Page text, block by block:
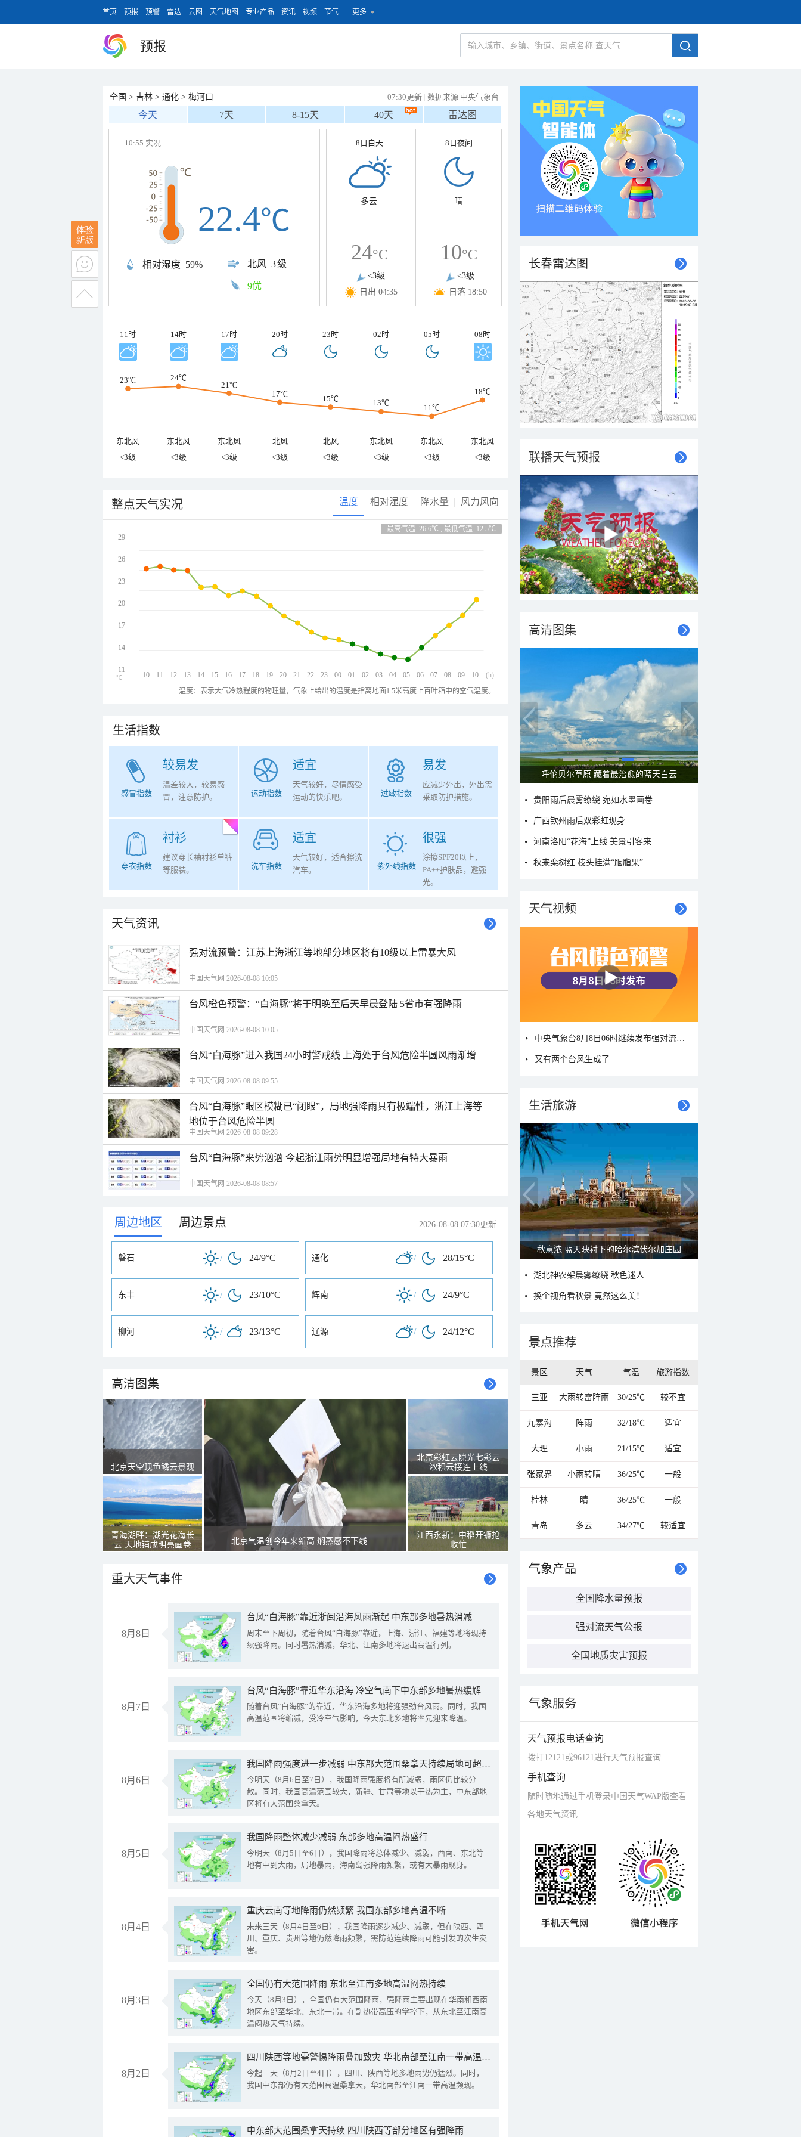
首页 预报 预警 雷达 云图 天气地图 专业产品 资讯 视频 节气 更多
预报
全国 > 吉林 > 通化 > 梅河口 07:30更新 | 数据来源 中央气象台
今天 7天 8-15天 40天 雷达图
10:55 实况
相对湿度 59% 北风 3级
22.4℃
9优
8日白天
多云
24°C
<3级
日出 04:35
8日夜间
晴
10°C
<3级
日落 18:50
11时 14时 17时 20时 23时 02时 05时 08时
23℃ 24℃
21℃
17℃
15℃
13℃
11℃
18℃
东北风 东北风 东北风 北风 北风 东北风 东北风
东北风
<3级
<3级 <3级 <3级 <3级 <3级 <3级 <3级
整点天气实况 温度 相对湿度 降水量 风力风向
最高气温: 26.6℃ , 最低气温: 12.5℃
10 11 12 13 14 15 16 17 18 19 20 21 22 23 00 01 02 03 04 05 06 07 08 09 10
29
26
23
20
17
14
11
(h)
℃
温度：表示大气冷热程度的物理量，气象上给出的温度是指离地面1.5米高度上百叶箱中的空气温度。
生活指数
较易发
感冒指数
温差较大，较易感
冒，注意防护。
适宜
运动指数
天气较好，尽情感受
运动的快乐吧。
易发
过敏指数
应减少外出，外出需
采取防护措施。
衬衫
穿衣指数
建议穿长袖衬衫单裤
等服装。
适宜
洗车指数
天气较好，适合擦洗
汽车。
很强
紫外线指数
涂擦SPF20以上，
PA++护肤品，避强
光。
天气资讯
强对流预警：江苏上海浙江等地部分地区将有10级以上雷暴大风
中国天气网 2026-08-08 10:05
台风橙色预警：“白海豚”将于明晚至后天早晨登陆 5省市有强降雨
中国天气网 2026-08-08 10:05
台风“白海豚”进入我国24小时警戒线 上海处于台风危险半圆风雨渐增
中国天气网 2026-08-08 09:55
台风“白海豚”眼区模糊已“闭眼”，局地强降雨具有极端性，浙江上海等
地位于台风危险半圆
中国天气网 2026-08-08 09:28
台风“白海豚”来势汹汹 今起浙江雨势明显增强局地有特大暴雨
中国天气网 2026-08-08 08:57
周边地区 | 周边景点 2026-08-08 07:30更新
磐石 / 24/9°C 通化 / 28/15°C
东丰 / 23/10°C 辉南 / 24/9°C
柳河 / 23/13°C 辽源 / 24/12°C
高清图集
北京天空现鱼鳞云景观
青海湖畔：湖光花海长
云 天地铺成明亮画卷
北京气温创今年来新高 焖蒸感不下线
北京彩虹云隙光七彩云
浓积云接连上线
江西永新：中稻开镰抢
收忙
重大天气事件
8月8日
台风“白海豚”靠近浙闽沿海风雨渐起 中东部多地暑热消减
周末至下周初，随着台风“白海豚”靠近，上海、浙江、福建等地将现持
续强降雨。同时暑热消减，华北、江南多地将退出高温行列。
8月7日
台风“白海豚”靠近华东沿海 冷空气南下中东部多地暑热缓解
随着台风“白海豚”的靠近，华东沿海多地将迎强劲台风雨。同时，我国
高温范围将缩减，受冷空气影响，今天东北多地将率先迎来降温。
8月6日
我国降雨强度进一步减弱 中东部大范围桑拿天持续局地可超38℃
今明天（8月6日至7日），我国降雨强度将有所减弱，雨区仍比较分
散。同时，我国高温范围较大，新疆、甘肃等地以干热为主，中东部地
区将有大范围桑拿天。
8月5日
我国降雨整体减少减弱 东部多地高温闷热盛行
今明天（8月5日至6日），我国降雨将总体减少、减弱，西南、东北等
地有中到大雨，局地暴雨，海南岛强降雨频繁，或有大暴雨现身。
8月4日
重庆云南等地降雨仍然频繁 我国东部多地高温不断
未来三天（8月4日至6日），我国降雨逐步减少、减弱，但在陕西、四
川、重庆、贵州等地仍然降雨频繁，需防范连续降雨可能引发的次生灾
害。
8月3日
全国仍有大范围降雨 东北至江南多地高温闷热持续
今天（8月3日），全国仍有大范围降雨，强降雨主要出现在华南和西南
地区东部至华北、东北一带。在副热带高压的掌控下，从东北至江南高
温闷热天气持续。
8月2日
四川陕西等地需警惕降雨叠加致灾 华北南部至江南一带高温频现
今起三天（8月2日至4日），四川、陕西等地多地雨势仍猛烈。同时，
我国中东部仍有大范围高温桑拿天，华北南部至江南一带高温频现。
中东部大范围桑拿天持续 四川陕西等部分地区有强降雨
长春雷达图
联播天气预报
高清图集
呼伦贝尔草原 藏着最治愈的蓝天白云
贵阳雨后晨雾缭绕 宛如水墨画卷
广西钦州雨后双彩虹现身
河南洛阳“花海”上线 美景引客来
秋来栾树红 枝头挂满“胭脂果”
天气视频
又有两个台风生成了
生活旅游
秋意浓 蓝天映衬下的哈尔滨伏尔加庄园
湖北神农架晨雾缭绕 秋色迷人
换个视角看秋景 竟然这么美！
景点推荐
景区 天气 气温 旅游指数
三亚 大雨转雷阵雨 30/25℃ 较不宜
九寨沟 阵雨 32/18℃ 适宜
大理 小雨 21/15℃ 适宜
张家界 小雨转晴 36/25℃ 一般
桂林 晴 36/25℃ 一般
青岛 多云 34/27℃ 较适宜
气象产品
全国降水量预报
强对流天气公报
全国地质灾害预报
气象服务
天气预报电话查询
拨打12121或96121进行天气预报查询
手机查询
随时随地通过手机登录中国天气WAP版查看
各地天气资讯